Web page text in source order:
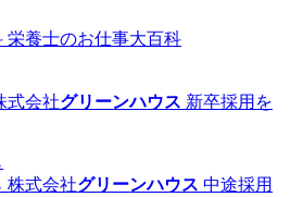
栄養士のお仕事大百科
式会社グリーンハウス 新卒採用を
株式会社グリーンハウス 中途採用